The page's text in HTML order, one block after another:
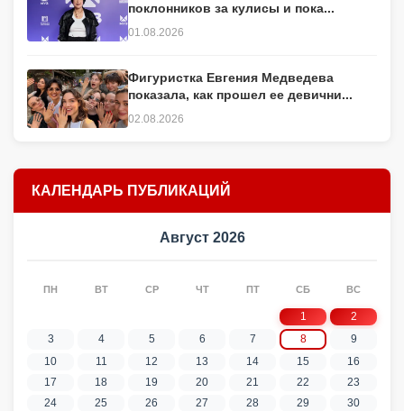
поклонников за кулисы и пока...
01.08.2026
Фигуристка Евгения Медведева
показала, как прошел ее девични...
02.08.2026
КАЛЕНДАРЬ ПУБЛИКАЦИЙ
Август 2026
ПН ВТ СР ЧТ ПТ СБ ВС
1
2
3
4 5 6 7 8
9
10
11 12 13 14 15
16
17
18 19 20 21 22
23
24
25 26 27 28 29
30